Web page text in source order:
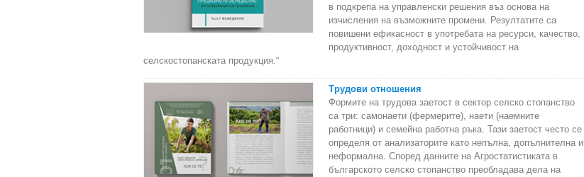
в подкрепа на управленски решения въз основа на
изчисления на възможните промени. Резултатите са
повишени ефикасност в употребата на ресурси, качество,
продуктивност, доходност и устойчивост на
селскостопанската продукция.“
Трудови отношения
Формите на трудова заетост в сектор селско стопанство
са три: самонаети (фермерите), наети (наемните
работници) и семейна работна ръка. Тази заетост често се
определя от анализаторите като непълна, допълнителна и
неформална. Според данните на Агростатистиката в
българското селско стопанство преобладава дела на